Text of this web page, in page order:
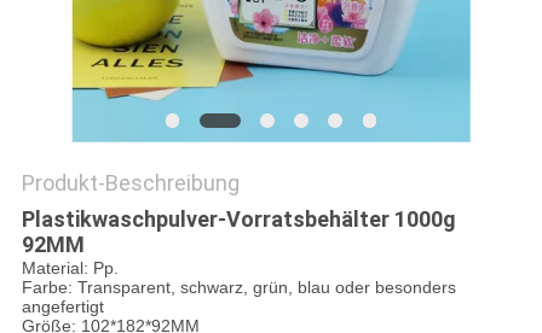
Produkt-Beschreibung
Plastikwaschpulver-Vorratsbehälter 1000g
92MM
Material: Pp.
Farbe: Transparent, schwarz, grün, blau oder besonders
angefertigt
Größe: 102*182*92MM